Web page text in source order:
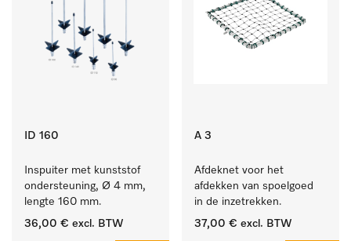
ID 160
Inspuiter met kunststof
ondersteuning, Ø 4 mm,
lengte 160 mm.
36,00 € excl. BTW
A 3
Afdeknet voor het
afdekken van spoelgoed
in de inzetrekken.
37,00 € excl. BTW